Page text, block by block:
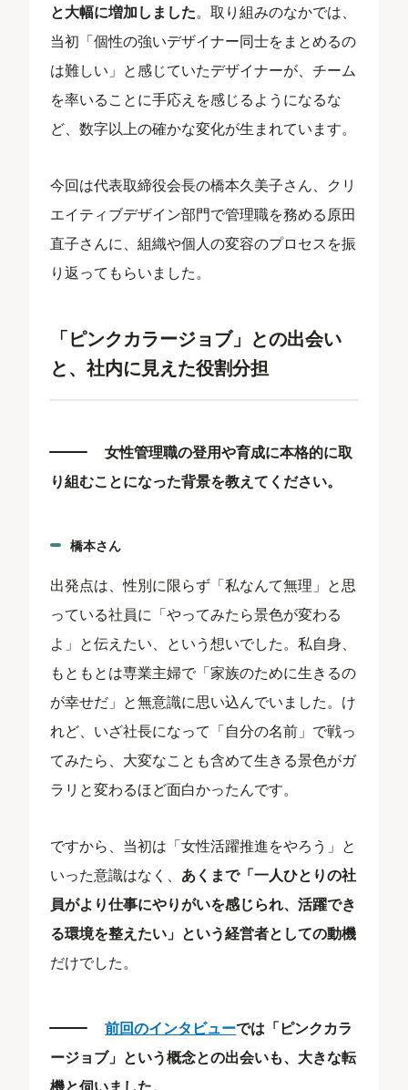
と大幅に増加しました。取り組みのなかでは、
当初「個性の強いデザイナー同士をまとめるの
は難しい」と感じていたデザイナーが、チーム
を率いることに手応えを感じるようになるな
ど、数字以上の確かな変化が生まれています。
今回は代表取締役会長の橋本久美子さん、クリ
エイティブデザイン部門で管理職を務める原田
直子さんに、組織や個人の変容のプロセスを振
り返ってもらいました。
「ピンクカラージョブ」との出会い
と、社内に見えた役割分担
女性管理職の登用や育成に本格的に取
り組むことになった背景を教えてください。
橋本さん
出発点は、性別に限らず「私なんて無理」と思
っている社員に「やってみたら景色が変わる
よ」と伝えたい、という想いでした。私自身、
もともとは専業主婦で「家族のために生きるの
が幸せだ」と無意識に思い込んでいました。け
れど、いざ社長になって「自分の名前」で戦っ
てみたら、大変なことも含めて生きる景色がガ
ラリと変わるほど面白かったんです。
ですから、当初は「女性活躍推進をやろう」と
いった意識はなく、 あくまで「一人ひとりの社
員がより仕事にやりがいを感じられ、活躍でき
る環境を整えたい」という経営者としての動機
だけでした。
前回のインタビューでは「ピンクカラ
ージョブ」という概念との出会いも、大きな転